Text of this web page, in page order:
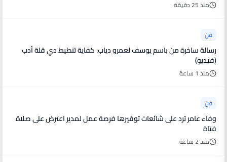
منذ 25 دقيقة
فن
رسالة ساخرة من باسم يوسف لعمرو دياب: كفاية تنطيط دي قلة أدب
(فيديو)
منذ 1 ساعة
فن
وفاء عامر ترد على شائعات توفيرها فرصة عمل لمدير اعترض على صلاة
فتاة
منذ 2 ساعة